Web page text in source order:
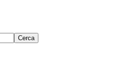
Cerca